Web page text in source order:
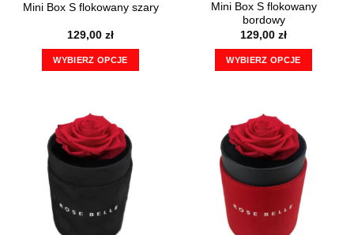
Mini Box S flokowany szary
129,00 zł
WYBIERZ OPCJE
ma
wiele
wariantów.
Opcje
na
stronie
Mini Box S flokowany
bordowy
129,00 zł
WYBIERZ OPCJE
ma
wiele
wariantów.
Opcje
można
na
stronie